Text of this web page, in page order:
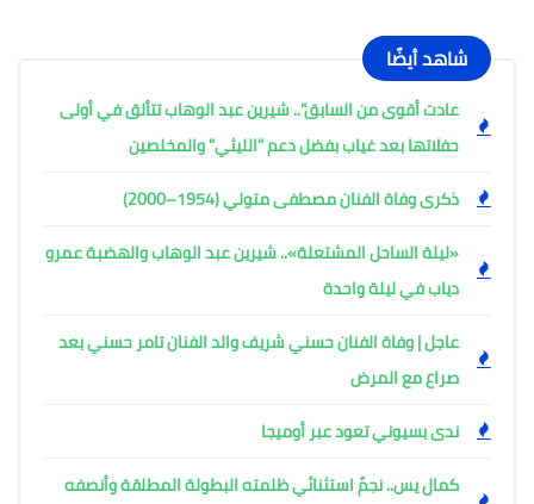
شاهد أيضًا
عادت أقوى من السابق".. شيرين عبد الوهاب تتألق في أولى
حفلاتها بعد غياب بفضل دعم "الليثي" والمخلصين
ذكرى وفاة الفنان مصطفى متولي (1954–2000)
«ليلة الساحل المشتعلة».. شيرين عبد الوهاب والهضبة عمرو
دياب في ليلة واحدة
عاجل | وفاة الفنان حسني شريف والد الفنان تامر حسني بعد
صراع مع المرض
ندى بسيوني تعود عبر أوميجا
كمال يس.. نجمٌ استثنائي ظلمته البطولة المطلقة وأنصفه